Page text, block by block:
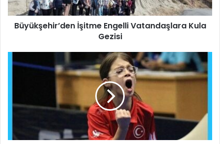
h
i
E
Büyükşehir’den İşitme Engelli Vatandaşlara Kula
Gezisi
i